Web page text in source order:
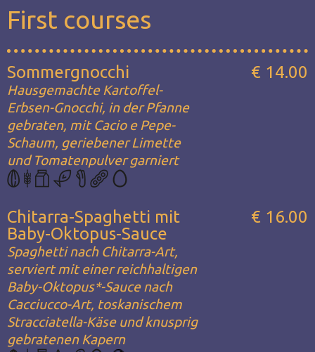
First courses
Sommergnocchi
Hausgemachte Kartoffel-
Erbsen-Gnocchi, in der Pfanne
gebraten, mit Cacio e Pepe-
Schaum, geriebener Limette
und Tomatenpulver garniert
€ 14.00
Chitarra-Spaghetti mit
Baby-Oktopus-Sauce
Spaghetti nach Chitarra-Art,
serviert mit einer reichhaltigen
Baby-Oktopus*-Sauce nach
Cacciucco-Art, toskanischem
Stracciatella-Käse und knusprig
gebratenen Kapern
€ 16.00